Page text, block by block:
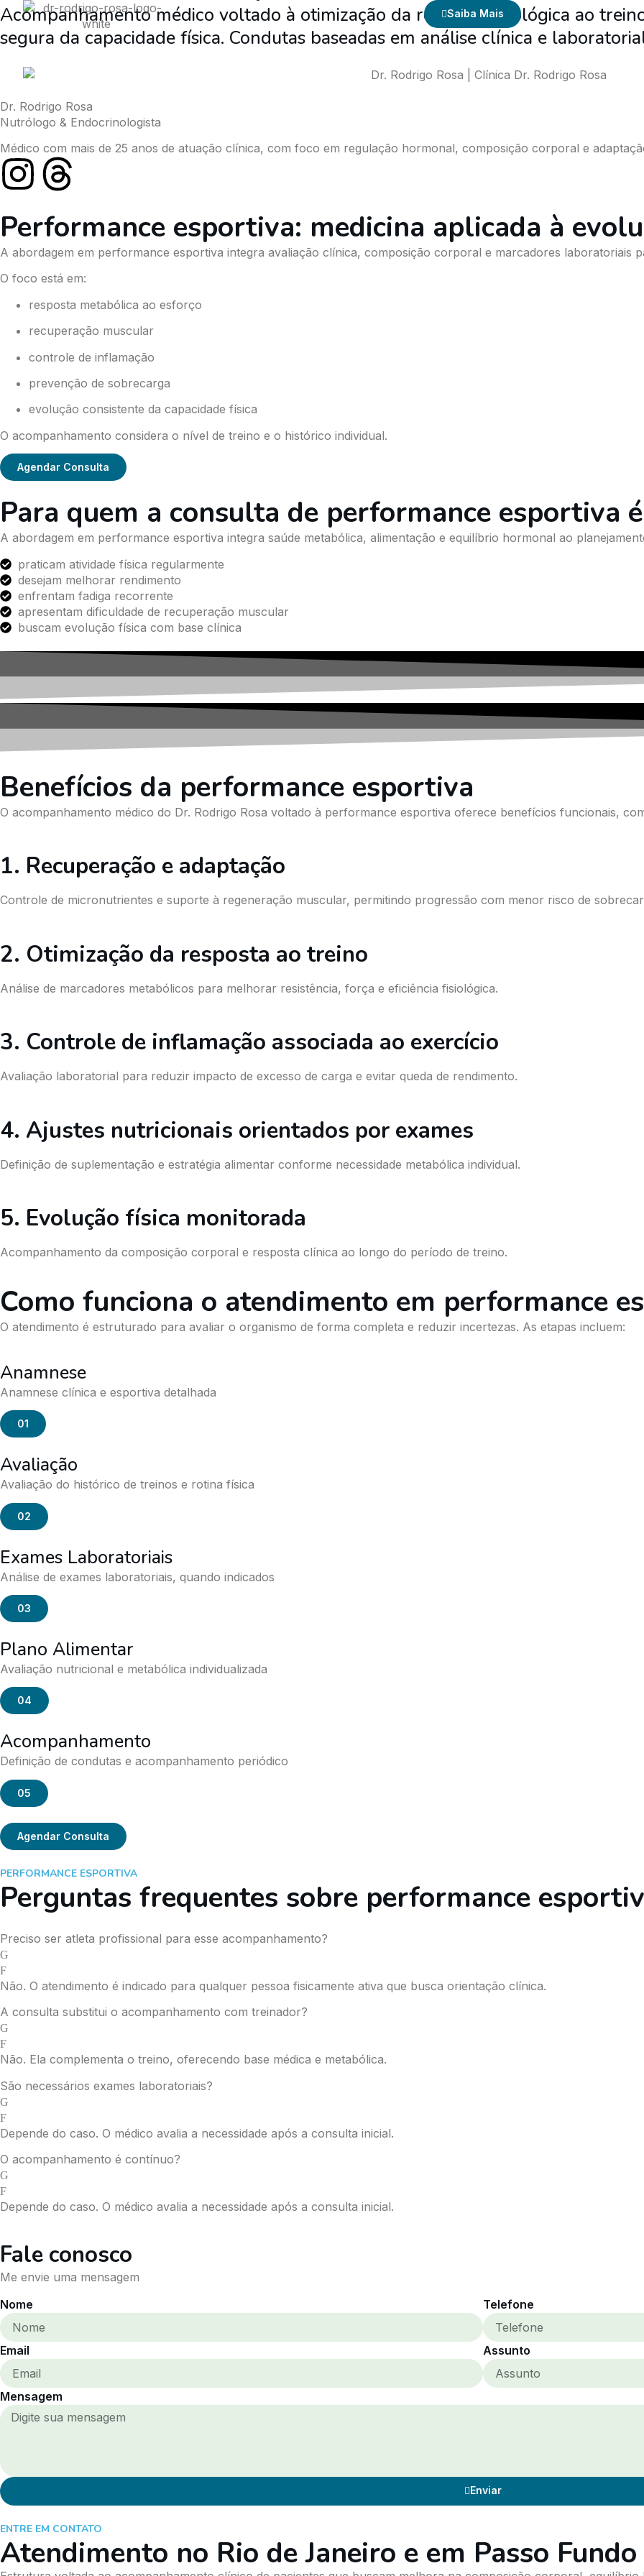
Home Sobre Especialidades Contato
Saiba Mais
Acompanhamento médico voltado à otimização da resposta fisiológica ao
segura da capacidade física. Condutas baseadas em análise clínica e
Dr. Rodrigo Rosa
Nutrólogo & Endocrinologista
Médico com mais de 25 anos de atuação clínica, com foco em regulação hormonal, composição corporal e
Performance esportiva: medicina aplicada à
A abordagem em performance esportiva integra avaliação clínica, composição corporal e marcadores laboratoriais
O foco está em:
resposta metabólica ao esforço
recuperação muscular
controle de inflamação
prevenção de sobrecarga
evolução consistente da capacidade física
O acompanhamento considera o nível de treino e o histórico individual.
Agendar Consulta
Para quem a consulta de performance esportiva
A abordagem em performance esportiva integra saúde metabólica, alimentação e equilíbrio hormonal ao
praticam atividade física regularmente
desejam melhorar rendimento
enfrentam fadiga recorrente
apresentam dificuldade de recuperação muscular
buscam evolução física com base clínica
Benefícios da performance esportiva
O acompanhamento médico do Dr. Rodrigo Rosa voltado à performance esportiva oferece benefícios funcionais,
1. Recuperação e adaptação
Controle de micronutrientes e suporte à regeneração muscular, permitindo progressão com menor risco de
2. Otimização da resposta ao treino
Análise de marcadores metabólicos para melhorar resistência, força e eficiência fisiológica.
3. Controle de inflamação associada ao exercício
Avaliação laboratorial para reduzir impacto de excesso de carga e evitar queda de rendimento.
4. Ajustes nutricionais orientados por exames
Definição de suplementação e estratégia alimentar conforme necessidade metabólica individual.
5. Evolução física monitorada
Acompanhamento da composição corporal e resposta clínica ao longo do período de treino.
Como funciona o atendimento em performance
O atendimento é estruturado para avaliar o organismo de forma completa e reduzir incertezas. As etapas incluem:
Anamnese
Anamnese clínica e esportiva detalhada
01
Avaliação
Avaliação do histórico de treinos e rotina física
02
Exames Laboratoriais
Análise de exames laboratoriais, quando indicados
03
Plano Alimentar
Avaliação nutricional e metabólica individualizada
04
Acompanhamento
Definição de condutas e acompanhamento periódico
05
Agendar Consulta
PERFORMANCE ESPORTIVA
Perguntas frequentes sobre performance
Preciso ser atleta profissional para esse acompanhamento?
Não. O atendimento é indicado para qualquer pessoa fisicamente ativa que busca orientação clínica.
A consulta substitui o acompanhamento com treinador?
Não. Ela complementa o treino, oferecendo base médica e metabólica.
São necessários exames laboratoriais?
Depende do caso. O médico avalia a necessidade após a consulta inicial.
O acompanhamento é contínuo?
Depende do caso. O médico avalia a necessidade após a consulta inicial.
Fale conosco
Me envie uma mensagem
Nome
Telefone
Email Assunto
Mensagem
Enviar
ENTRE EM CONTATO
Atendimento no Rio de Janeiro e em Passo Fundo